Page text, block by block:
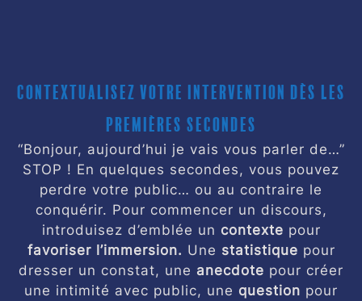
Contextualisez votre intervention dès les
premières secondes
“Bonjour, aujourd’hui je vais vous parler de…”
STOP ! En quelques secondes, vous pouvez
perdre votre public… ou au contraire le
conquérir. Pour commencer un discours ,
introduisez d’emblée un contexte pour
favoriser l’immersion. Une statistique pour
dresser un constat, une anecdote pour créer
une intimité avec public, une question pour